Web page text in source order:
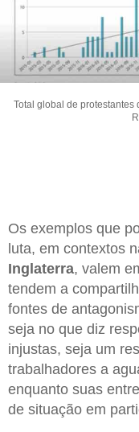
Total global de protestantes
Os exemplos que
luta, em contextos
Inglaterra, valem
tendem a
fontes de
seja no que diz
injustas, seja um
trabalhadores a
enquanto suas
de situação em